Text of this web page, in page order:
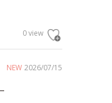
0 view
NEW 2026/07/15